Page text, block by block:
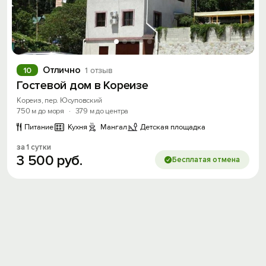
Отлично 1 отзыв
10
Гостевой дом в Кореизе
Кореиз, пер. Юсуповский
750 м до моря
· 379 м до центра
Питание
Кухня Мангал Детская площадка
за 1 сутки
3 500 руб. Бесплатая отмена